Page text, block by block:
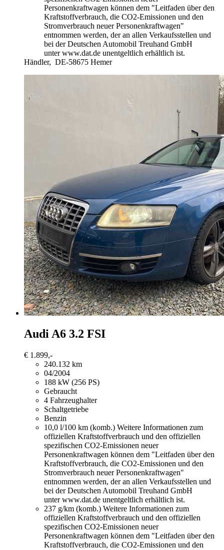
Personenkraftwagen können dem "Leitfaden über den
Kraftstoffverbrauch, die CO2-Emissionen und den
Stromverbrauch neuer Personenkraftwagen"
entnommen werden, der an allen Verkaufsstellen und
bei der Deutschen Automobil Treuhand GmbH
unter www.dat.de unentgeltlich erhältlich ist.
Händler, DE-58675 Hemer
Audi A6 3.2 FSI
€ 1.899,-
240.132 km
04/2004
188 kW (256 PS)
Gebraucht
4 Fahrzeughalter
Schaltgetriebe
Benzin
10,0 l/100 km (komb.) Weitere Informationen zum
offiziellen Kraftstoffverbrauch und den offiziellen
spezifischen CO2-Emissionen neuer
Personenkraftwagen können dem "Leitfaden über den
Kraftstoffverbrauch, die CO2-Emissionen und den
Stromverbrauch neuer Personenkraftwagen"
entnommen werden, der an allen Verkaufsstellen und
bei der Deutschen Automobil Treuhand GmbH
unter www.dat.de unentgeltlich erhältlich ist.
237 g/km (komb.) Weitere Informationen zum
offiziellen Kraftstoffverbrauch und den offiziellen
spezifischen CO2-Emissionen neuer
Personenkraftwagen können dem "Leitfaden über den
Kraftstoffverbrauch, die CO2-Emissionen und den